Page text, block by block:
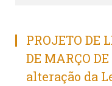
PROJETO DE
DE MARÇO
alteração da